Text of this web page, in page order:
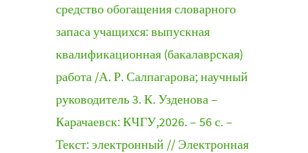
средство обогащения словарного
запаса учащихся: выпускная
квалификационная (бакалаврская)
работа /А. Р. Салпагарова; научный
руководитель 3. К. Узденова –
Карачаевск: КЧГУ,2026. – 56 с. –
Текст: электронный // Электронная